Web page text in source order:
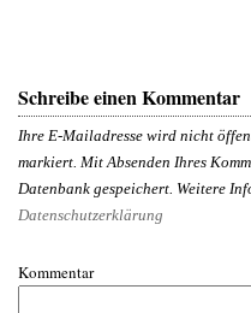
Schreibe einen Kommentar
Ihre E-Mailadresse wird nicht
markiert. Mit Absenden Ihres
Datenbank gespeichert. Weitere
Datenschutzerklärung
Kommentar